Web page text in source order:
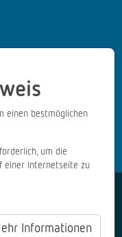
AGB
einen bestmöglichen
um die
einer Internetseite zu
Informationen